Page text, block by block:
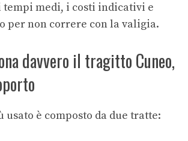
medi, i costi indicativi e
per non correre con la valigia.
davvero il tragitto Cuneo,
è composto da due tratte: